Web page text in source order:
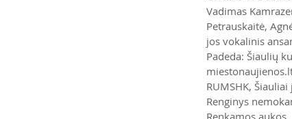
Vadimas
Petrauskaitė,
jos vokalinis
Padeda: Šiaulių
RUMSHK,
Renginys
Renkamos aukos.